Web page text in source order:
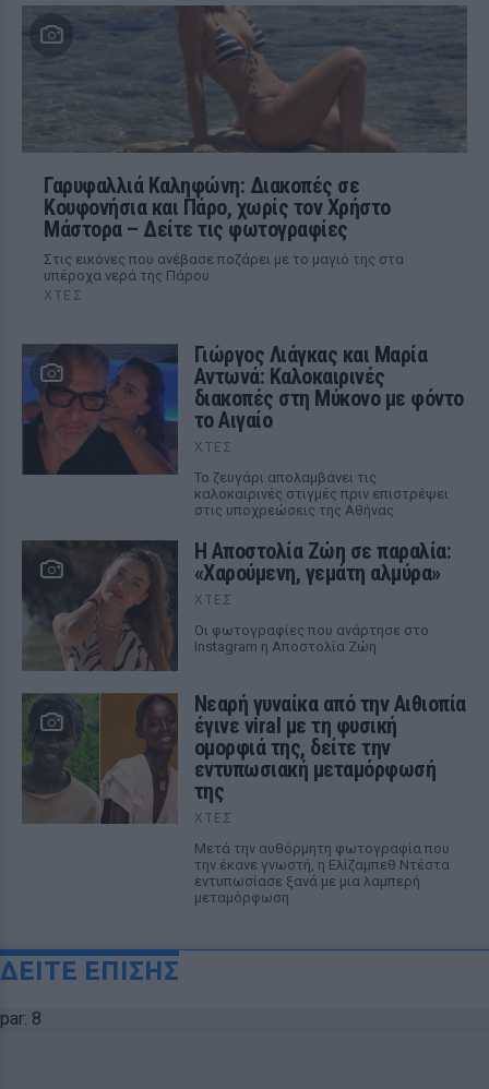
Γαρυφαλλιά Καληφώνη: Διακοπές σε
Κουφονήσια και Πάρο, χωρίς τον Χρήστο
Μάστορα – Δείτε τις φωτογραφίες
Στις εικόνες που ανέβασε ποζάρει με το μαγιό της στα
υπέροχα νερά της Πάρου
ΧΤΕΣ
Γιώργος Λιάγκας και Μαρία
Αντωνά: Καλοκαιρινές
διακοπές στη Μύκονο με φόντο
το Αιγαίο
ΧΤΕΣ
Το ζευγάρι απολαμβάνει τις
καλοκαιρινές στιγμές πριν επιστρέψει
στις υποχρεώσεις της Αθήνας
Η Αποστολία Ζώη σε παραλία:
«Χαρούμενη, γεμάτη αλμύρα»
ΧΤΕΣ
Οι φωτογραφίες που ανάρτησε στο
Instagram η Αποστολία Ζώη
Νεαρή γυναίκα από την Αιθιοπία
έγινε viral με τη φυσική
ομορφιά της, δείτε την
εντυπωσιακή μεταμόρφωσή
της
ΧΤΕΣ
Μετά την αυθόρμητη φωτογραφία που
την έκανε γνωστή, η Ελίζαμπεθ Ντέστα
εντυπωσίασε ξανά με μια λαμπερή
μεταμόρφωση
ΔΕΙΤΕ ΕΠΙΣΗΣ
par: 8